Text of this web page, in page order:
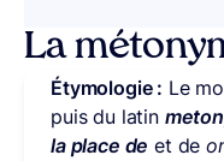
La
Étymologie : Le
puis du latin
la place de et de